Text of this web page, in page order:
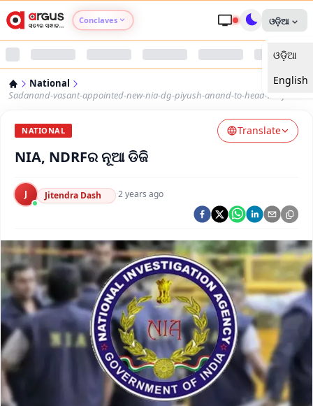
Conclaves
Argus Nari Shakti
Argus Health Connect
Argus Swaad Odisha
Argus Chalo Dekhein Apna Desh
ଓଡ଼ିଆ
ଓଡ଼ିଆ
English
National
Sadanand-vasant-appointed-new-nia-dg-piyush-anand-to-head-ndrf
NATIONAL Translate
NIA, NDRFର ନୂଆ ଡିଜି
J Jitendra Dash ·2 years ago